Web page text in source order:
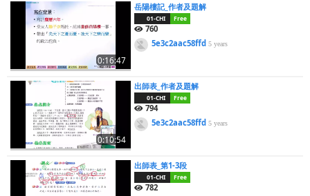
0:16:47
岳陽樓記_作者及題解
01-CHI Free
760
5e3c2aac58ffd5 years
0:10:54
出師表_作者及題解
01-CHI Free
794
5e3c2aac58ffd5 years
出師表_第1-3段
01-CHI Free
782